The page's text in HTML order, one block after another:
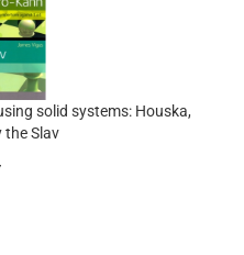
solid systems: Houska,
the Slav